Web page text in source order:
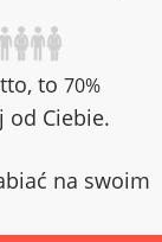
to 70%
od Ciebie.
na swoim